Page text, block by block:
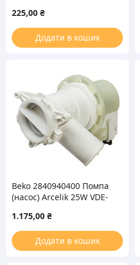
225,00 ₴
Додати в кошик
Beko 2840940400 Помпа
(насос) Arcelik 25W VDE-
машины
1.175,00 ₴
Додати в кошик